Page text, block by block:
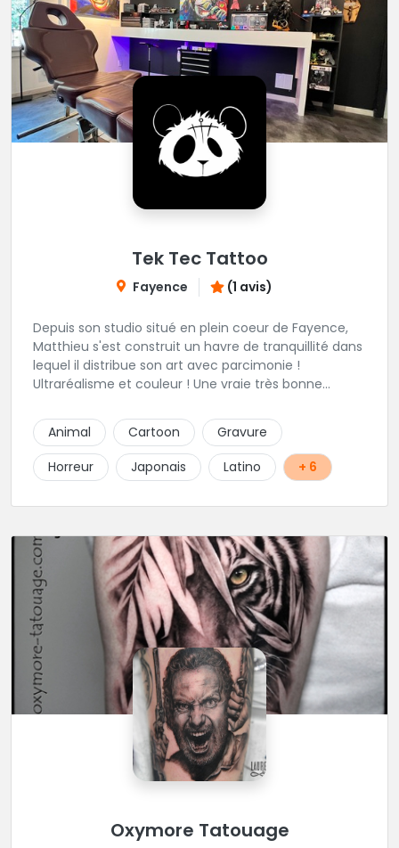
Tek Tec Tattoo
Fayence (1 avis)
Depuis son studio situé en plein coeur de Fayence,
Matthieu s'est construit un havre de tranquillité dans
lequel il distribue son art avec parcimonie !
Ultraréalisme et couleur ! Une vraie très bonne
Animal
Cartoon
Gravure
Horreur
Japonais Latino + 6
Oxymore Tatouage